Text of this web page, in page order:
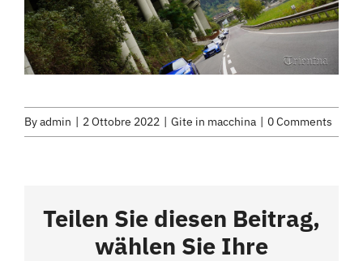
Byadmin 2 Ottobre 2022 Gite in macchina 0 Comments
Teilen Sie diesen Beitrag,
wählen Sie Ihre